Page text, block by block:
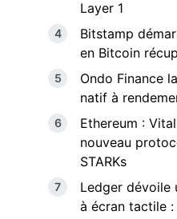
Layer 1
Bitstamp
en Bitcoin
Ondo Finance
natif à
Ethereum :
nouveau
STARKs
Ledger dévoile
à écran tactile